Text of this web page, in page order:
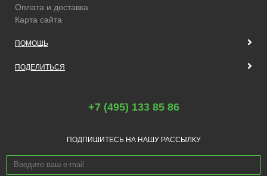
Оплата и доставка
Карта сайта
ПОМОЩЬ
ПОДЕЛИТЬСЯ
+7 (495) 133 85 86
ПОДПИШИТЕСЬ НА НАШУ РАССЫЛКУ